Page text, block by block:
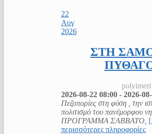
22
Αυγ
2026
ΣΤΗ
polyimeri
2026-08-22 08:00- 2026-
Πεζοπορίες στη φύση , την
πολιτισμό του πανέμορφου
ΠΡΟΓΡΑΜΜΑ ΣΑΒΒΑΤΟ,
περισσότερες πληροφορίες